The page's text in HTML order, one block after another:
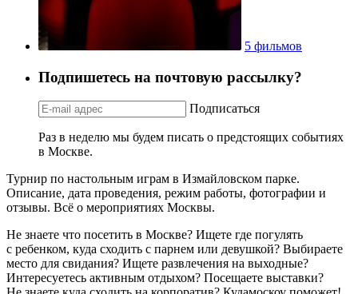
5 фильмов
Подпишетесь на почтовую рассылку?
Подписаться
Раз в неделю мы будем писать о предстоящих событиях
в Москве.
Турнир по настольным играм в Измайловском парке.
Описание, дата проведения, режим работы, фотографии и
отзывы. Всё о мероприятиях Москвы.
Не знаете что посетить в Москве? Ищете где погулять
с ребенком, куда сходить с парнем или девушкой? Выбираете
место для свидания? Ищете развлечения на выходные?
Интересуетесь активным отдыхом? Посещаете выставки?